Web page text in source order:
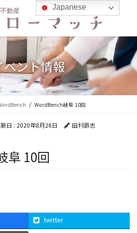
ベント情報
WordBench岐阜 10回
日 : 2020年8月26日 田村昴志
阜 10回
twitter
Japanese